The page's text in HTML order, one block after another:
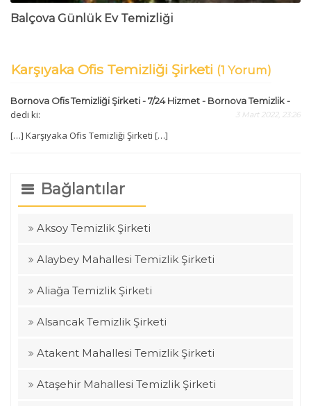
Balçova Günlük Ev Temizliği
Karşıyaka Ofis Temizliği Şirketi (1 Yorum)
Bornova Ofis Temizliği Şirketi - 7/24 Hizmet - Bornova Temizlik -
dedi ki: 3 Mart 2022, 23:26
[…] Karşıyaka Ofis Temizliği Şirketi […]
Bağlantılar
Aksoy Temizlik Şirketi
Alaybey Mahallesi Temizlik Şirketi
Aliağa Temizlik Şirketi
Alsancak Temizlik Şirketi
Atakent Mahallesi Temizlik Şirketi
Ataşehir Mahallesi Temizlik Şirketi